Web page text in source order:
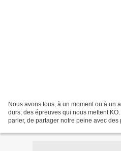
Nous avons tous, à un moment ou à un
durs; des épreuves qui nous mettent
parler, de partager notre peine avec